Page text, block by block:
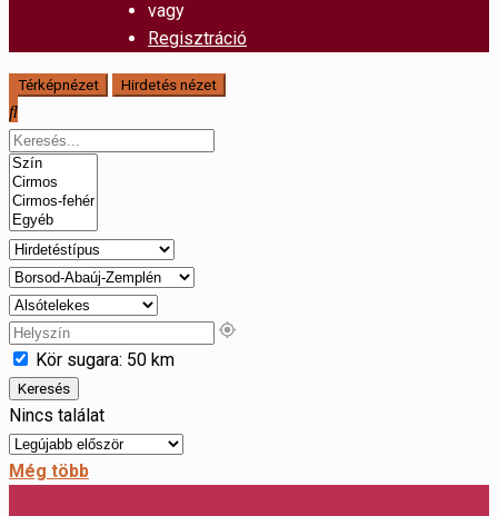
vagy
Regisztráció
Térképnézet Hirdetés nézet
Kör sugara: 50 km
Keresés
Nincs találat
Még több